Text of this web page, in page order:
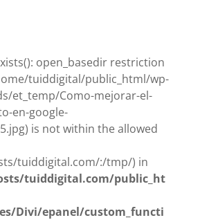
open_basedir restriction
tuiddigital/public_html/wp-
et_temp/Como-mejorar-el-
en-google-
is not within the allowed
tuiddigital.com/:/tmp/) in
tuiddigital.com/public_ht
Divi/epanel/custom_functi